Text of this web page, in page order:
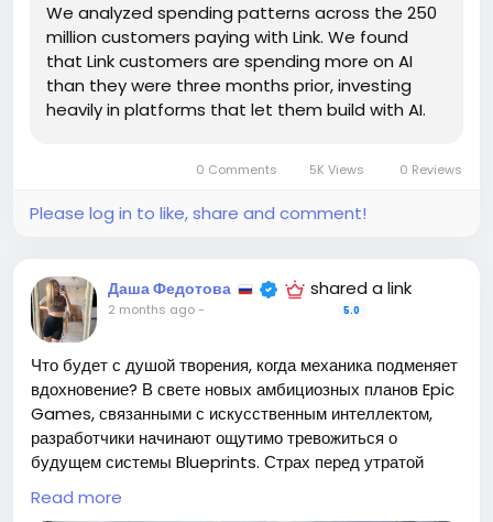
We analyzed spending patterns across the 250
million customers paying with Link. We found
that Link customers are spending more on AI
than they were three months prior, investing
heavily in platforms that let them build with AI.
0 Comments 5K Views 0 Reviews
Please log in to like, share and comment!
Даша Федотова shared a link
2 months ago- 5.0
Что будет с душой творения, когда механика подменяет
вдохновение? В свете новых амбициозных планов Epic
Games, связанными с искусственным интеллектом,
разработчики начинают ощутимо тревожиться о
будущем системы Blueprints. Страх перед утратой
традиционных инструментов вызывает раскол в
сообществе, заставляя задуматься о том, что значит
Read more